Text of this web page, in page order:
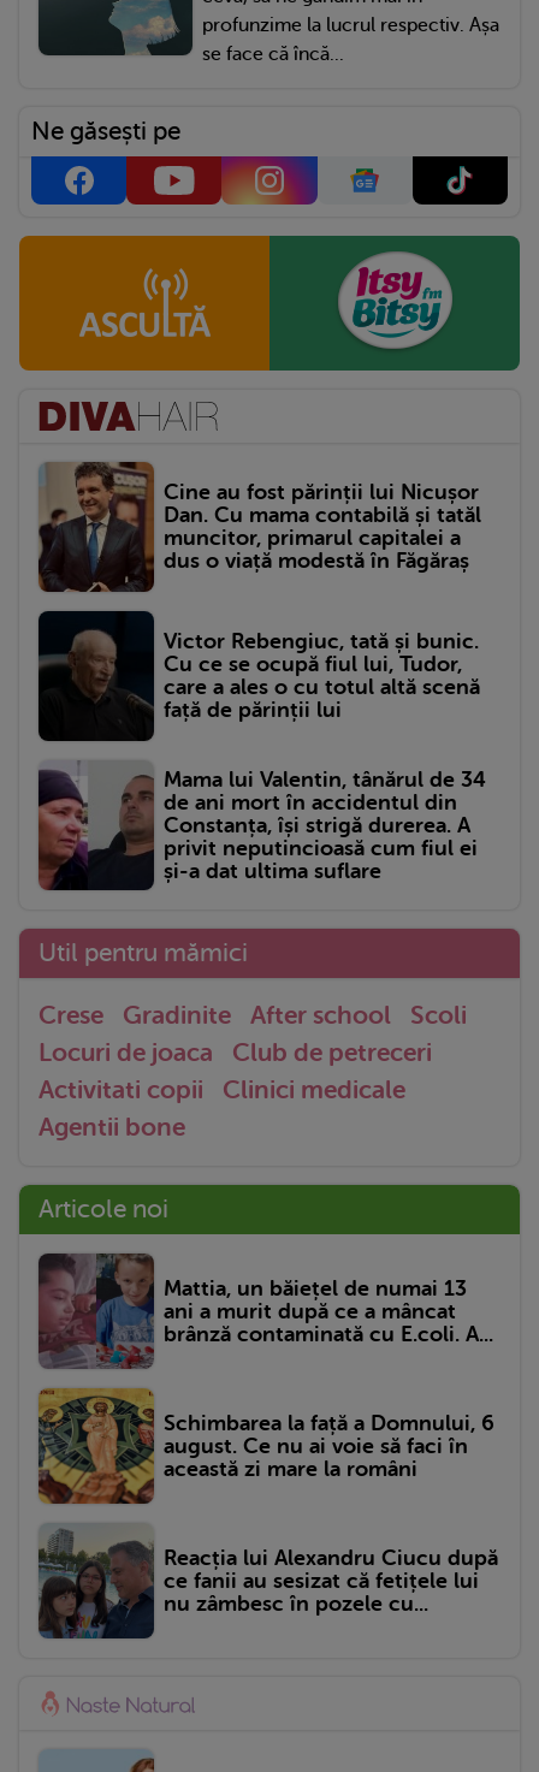
profunzime la lucrul respectiv. Așa
se face că încă...
Ne găsești pe
Cine au fost părinții lui Nicușor
Dan. Cu mama contabilă și tatăl
muncitor, primarul capitalei a
dus o viață modestă în Făgăraș
Victor Rebengiuc, tată și bunic.
Cu ce se ocupă fiul lui, Tudor,
care a ales o cu totul altă scenă
față de părinții lui
Mama lui Valentin, tânărul de 34
de ani mort în accidentul din
Constanța, își strigă durerea. A
privit neputincioasă cum fiul ei
și-a dat ultima suflare
Util pentru mămici
Crese Gradinite After school
Scoli
Locuri de joaca
Club de petreceri
Activitati copii
Clinici medicale
Agentii bone
Articole noi
Mattia, un băiețel de numai 13
ani a murit după ce a mâncat
brânză contaminată cu E.coli. A...
Schimbarea la față a Domnului, 6
august. Ce nu ai voie să faci în
această zi mare la români
Reacția lui Alexandru Ciucu după
ce fanii au sesizat că fetițele lui
nu zâmbesc în pozele cu...